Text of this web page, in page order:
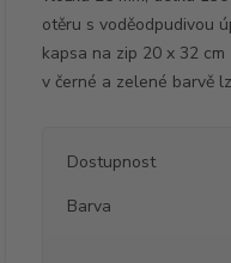
otěru s voděodpudivou
kapsa na zip 20 x 32
v černé a zelené barvě
Dostupnost
Barva